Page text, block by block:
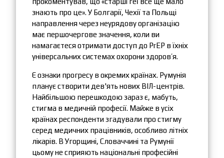
знають про це». У Болгарії, Чехії та Польщі
направлення через неурядову організацію
має першочергове значення, коли ви
намагаєтеся отримати доступ до PrEP в їхніх
універсальних системах охорони здоров’я.
Є ознаки прогресу в окремих країнах. Румунія
планує створити дев'ять нових ВІЛ-центрів.
Найбільшою перешкодою зараз є, мабуть,
стигма в медичній професії. Майже в усіх
країнах респонденти згадували про стигму
серед медичних працівників, особливо літніх
лікарів. В Угорщині, Словаччині та Румунії
цьому не сприяють національні професійні